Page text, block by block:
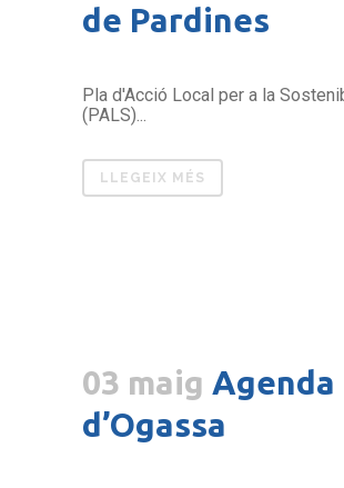
de Pardines
Pla d'Acció Local per a la
(PALS)...
LLEGEIX MÉS
03 maig Agenda
d’Ogassa